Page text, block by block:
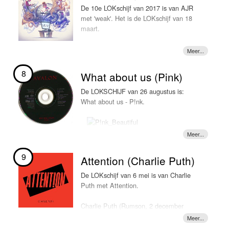
In 2017 werkt Jonas Blue samen met de
Australische zanger William Singe op de track
"Mama" dat deze week LOKSCHIJF is.
nu voorbij en dropt hij zijn nieuwe track
"Too good at goodbyes". En wat is 'ie
lekker hè? Het lijkt alsof Sam Smith
nooit is weggeweest. De track is weer
een echte tranentrekker, compleet met
De 10e LOKschijf van 2017 is van AJR
met 'weak'. Het is de LOKschijf van 18
maart.
8 What about us (Pink)
De LOKSCHIJF van 26 augustus is:
What about us - P!nk.
9 Attention (Charlie Puth)
De LOKschijf van 6 mei is van Charlie
Puth met Attention.
Charlie Puth (Rumson, 2 december
1991, is een Amerikaans zanger en